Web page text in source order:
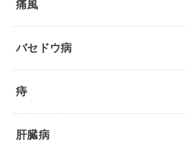
痛風
バセドウ病
痔
肝臓病